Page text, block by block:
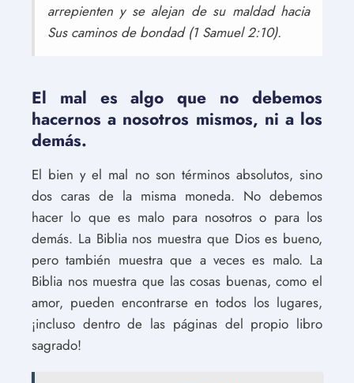
arrepienten y se alejan de su maldad hacia
Sus caminos de bondad (1 Samuel 2:10).
El mal es algo que no debemos
hacernos a nosotros mismos, ni a los
demás.
El bien y el mal no son términos absolutos, sino
dos caras de la misma moneda. No debemos
hacer lo que es malo para nosotros o para los
demás. La Biblia nos muestra que Dios es bueno,
pero también muestra que a veces es malo. La
Biblia nos muestra que las cosas buenas, como el
amor, pueden encontrarse en todos los lugares,
¡incluso dentro de las páginas del propio libro
sagrado!